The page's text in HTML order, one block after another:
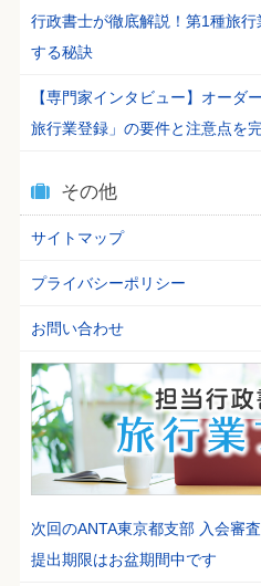
行政書士が徹底解説！第1種旅
する秘訣
【専門家インタビュー】オーダ
旅行業登録」の要件と注意点を
その他
サイトマップ
プライバシーポリシー
お問い合わせ
次回のANTA東京都支部 入会審
提出期限はお盆期間中です